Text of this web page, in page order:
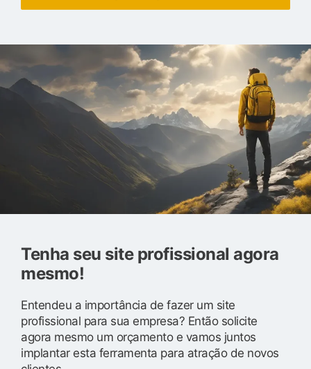
Tenha seu site profissional agora
mesmo!
Entendeu a importância de fazer um site
profissional para sua empresa? Então solicite
agora mesmo um orçamento e vamos juntos
implantar esta ferramenta para atração de novos